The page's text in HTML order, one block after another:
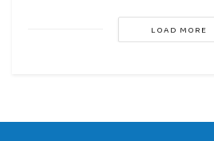
LOAD MORE